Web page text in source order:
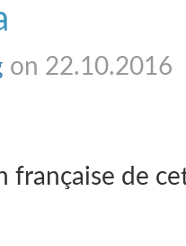
on 22.10.2016
française de